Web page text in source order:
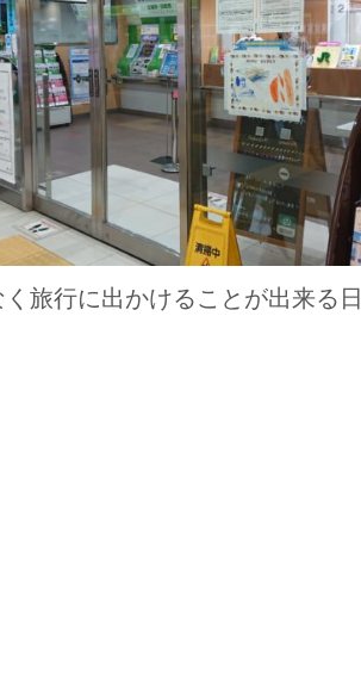
く旅行に出かけることが出来る